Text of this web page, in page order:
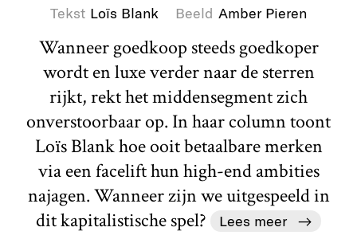
Tekst Loïs Blank Beeld Amber Pieren
Wanneer goedkoop steeds goedkoper
wordt en luxe verder naar de sterren
rijkt, rekt het middensegment zich
onverstoorbaar op. In haar column toont
Loïs Blank hoe ooit betaalbare merken
via een facelift hun high-end ambities
najagen. Wanneer zijn we uitgespeeld in
dit kapitalistische spel?
Lees meer